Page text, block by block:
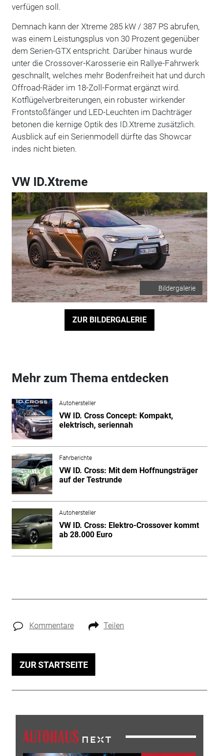
verfügen soll.
Demnach kann der Xtreme 285 kW / 387 PS abrufen,
was einem Leistungsplus von 30 Prozent gegenüber
dem Serien-GTX entspricht. Darüber hinaus wurde
unter die Crossover-Karosserie ein Rallye-Fahrwerk
geschnallt, welches mehr Bodenfreiheit hat und durch
Offroad-Räder im 18-Zoll-Format ergänzt wird.
Kotflügelverbreiterungen, ein robuster wirkender
Frontstoßfänger und LED-Leuchten im Dachträger
betonen die kernige Optik des ID.Xtreme zusätzlich.
Ausblick auf ein Serienmodell dürfte das Showcar
indes nicht bieten.
VW ID.Xtreme
Bildergalerie
ZUR BILDERGALERIE
Mehr zum Thema entdecken
Autohersteller
VW ID. Cross Concept: Kompakt,
elektrisch, seriennah
Fahrberichte
VW ID. Cross: Mit dem Hoffnungsträger
auf der Testrunde
Autohersteller
VW ID. Cross: Elektro-Crossover kommt
ab 28.000 Euro
Kommentare Teilen
ZUR STARTSEITE